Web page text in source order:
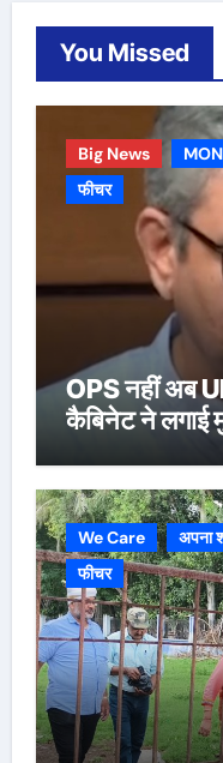
You Missed
Big News
फीचर
OPS नहीं अब
कैबिनेट ने लगाई
We Care अपना
फीचर